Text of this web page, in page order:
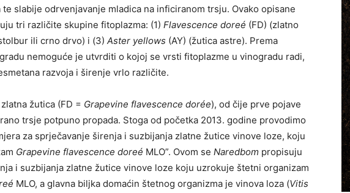
slabije odrvenjavanje mladica na inficiranom trsju. Ovako opisane
tri različite skupine fitoplazma: (1) Flavescence doreé (FD) (zlatno
ili crno drvo) i (3) Aster yellows (AY) (žutica astre). Prema
nemoguće je utvrditi o kojoj se vrsti fitoplazme u vinogradu radi,
razvoja i širenje vrlo različite.
žutica (FD = Grapevine flavescence dorée), od čije prve pojave
trsje potpuno propada. Stoga od početka 2013. godine provodimo
za sprječavanje širenja i suzbijanja zlatne žutice vinove loze, koju
Grapevine flavescence doreé MLO”. Ovom se Naredbom propisuju
i suzbijanja zlatne žutice vinove loze koju uzrokuje štetni organizam
MLO, a glavna biljka domaćin štetnog organizma je vinova loza (Vitis